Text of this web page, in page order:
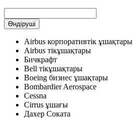
Өндіруші
Airbus корпоративтік ұшақтары
Airbus тікұшақтары
Бичкрафт
Bell тікұшақтары
Boeing бизнес ұшақтары
Bombardier Aerospace
Cessna
Cirrus ұшағы
Дахер Соката